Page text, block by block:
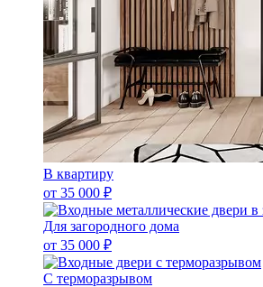
В квартиру
от 35 000 ₽
Для загородного дома
от 35 000 ₽
С терморазрывом